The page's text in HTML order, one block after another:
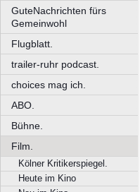
GuteNachrichten fürs
Gemeinwohl
Flugblatt.
trailer-ruhr podcast.
choices mag ich.
ABO.
Bühne.
Film.
Kölner Kritikerspiegel.
Heute im Kino